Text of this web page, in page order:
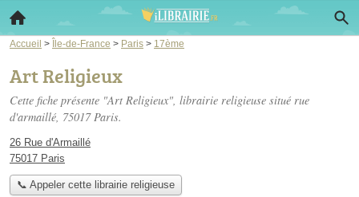
Accueil > Île-de-France > Paris > 17ème
Art Religieux
Cette fiche présente "Art Religieux", librairie religieuse situé rue
d'armaillé, 75017 Paris.
26 Rue d'Armaillé
75017 Paris
📞 Appeler cette librairie religieuse